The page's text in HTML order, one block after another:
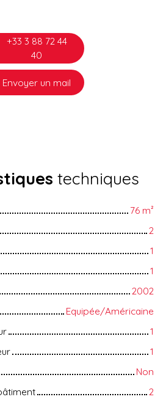
+33 3 88 72 44
40
Envoyer un mail
techniques
76 m²
2
1
1
2002
Equipée/Américaine
1
1
Non
2